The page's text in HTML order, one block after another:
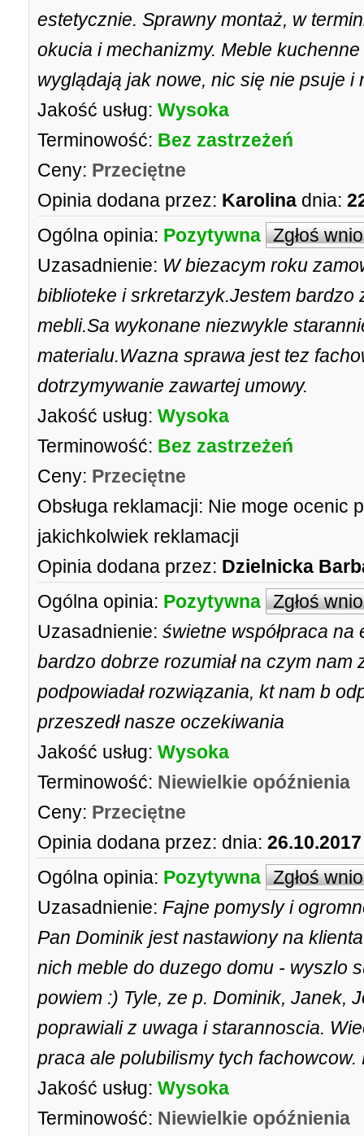
estetycznie. Sprawny montaż, w
okucia i mechanizmy. Meble
wyglądają jak nowe, nic się nie psuje i
Jakość usług: Wysoka
Terminowość: Bez zastrzeżeń
Ceny: Przeciętne
Opinia dodana przez: Karolina dnia:
Ogólna opinia: Pozytywna Zgłoś
Uzasadnienie: W biezacym roku
biblioteke i srkretarzyk.Jestem
mebli.Sa wykonane niezwykle
materialu.Wazna sprawa jest tez
dotrzymywanie zawartej umowy.
Jakość usług: Wysoka
Terminowość: Bez zastrzeżeń
Ceny: Przeciętne
Obsługa reklamacji: Nie moge ocenic
jakichkolwiek reklamacji
Opinia dodana przez: Dzielnicka
Ogólna opinia: Pozytywna Zgłoś
Uzasadnienie: świetne współpraca
bardzo dobrze rozumiał na czym nam
podpowiadał rozwiązania, kt nam b
przeszedł nasze oczekiwania
Jakość usług: Wysoka
Terminowość: Niewielkie opóźnienia
Ceny: Przeciętne
Opinia dodana przez: dnia:
Ogólna opinia: Pozytywna Zgłoś
Uzasadnienie: Fajne pomysly i
Pan Dominik jest nastawiony na
nich meble do duzego domu - wyszlo
powiem :) Tyle, ze p. Dominik, Janek,
poprawiali z uwaga i starannoscia.
praca ale polubilismy tych
Jakość usług: Wysoka
Terminowość: Niewielkie opóźnienia